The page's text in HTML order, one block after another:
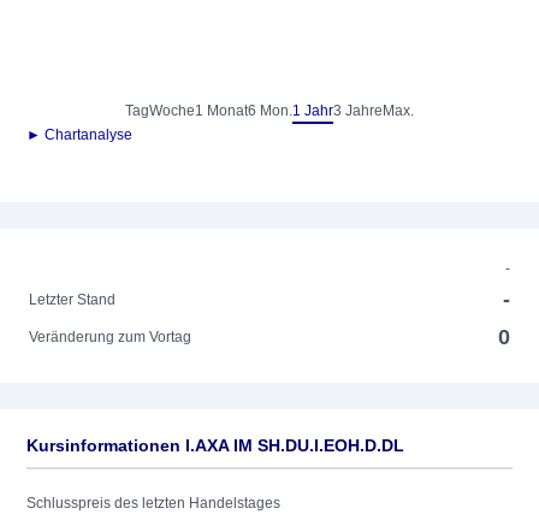
TagWoche1 Monat6 Mon.1 Jahr3 Jahre Max.
► Chartanalyse
-
Letzter Stand
-
Veränderung zum Vortag 0
Kursinformationen I.AXA IM SH.DU.I.EOH.D.DL
Schlusspreis des letzten Handelstages